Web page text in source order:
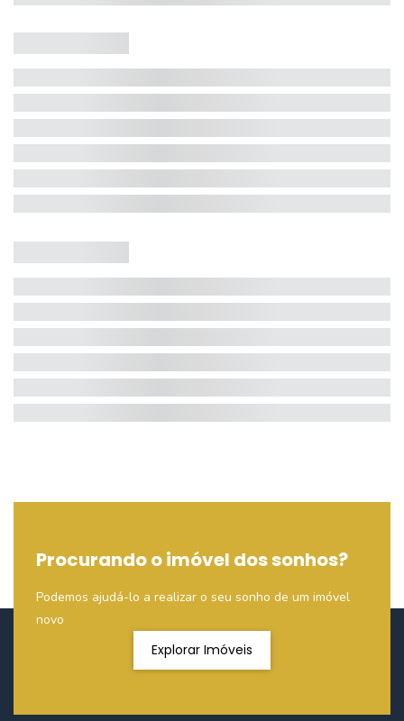
Procurando o imóvel dos sonhos?
Podemos ajudá-lo a realizar o seu sonho de um imóvel
novo
Explorar Imóveis